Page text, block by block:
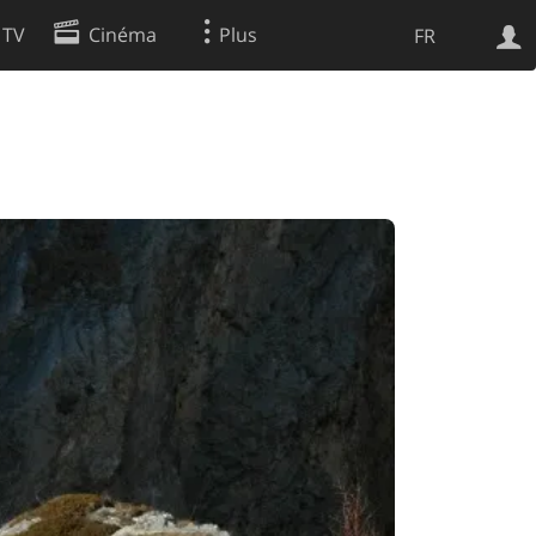
FR
Cinéma Plus